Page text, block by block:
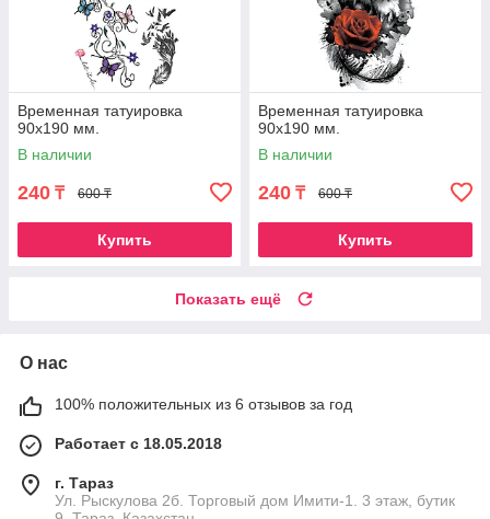
Временная татуировка
90х190 мм.
В наличии
240 ₸ 600 ₸
Купить
Временная татуировка
90х190 мм.
В наличии
240 ₸ 600 ₸
Купить
Показать ещё
О нас
100% положительных из 6 отзывов за год
Работает с 18.05.2018
г. Тараз
Ул. Рыскулова 2б. Торговый дом Имити-1. 3 этаж, бутик